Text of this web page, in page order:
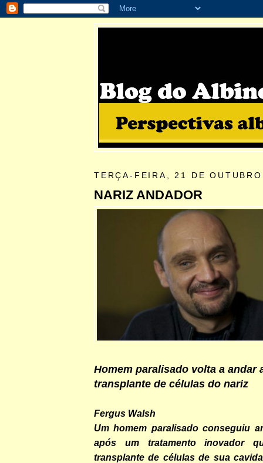
TERÇA-FEIRA, 21 DE
NARIZ ANDADOR
Homem paralisado volta a andar
transplante de células do nariz
Fergus Walsh
Um homem paralisado conseguiu
após um tratamento inovador
transplante de células de sua